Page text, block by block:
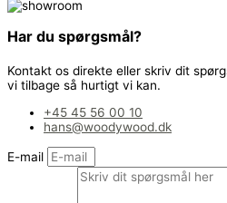
Har du spørgsmål?
Kontakt os direkte eller skriv dit
vi tilbage så hurtigt vi kan.
+45 45 56 00 10
hans@woodywood.dk
E-mail